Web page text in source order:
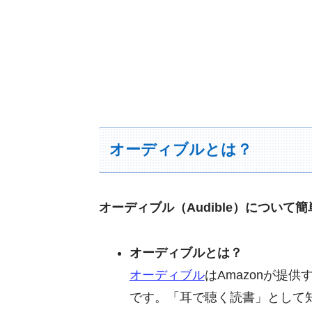
オーディブルとは？
オーディブル（Audible）について簡
オーディブルとは？
オーディブルはAmazonが提供
です。「耳で聴く読書」として